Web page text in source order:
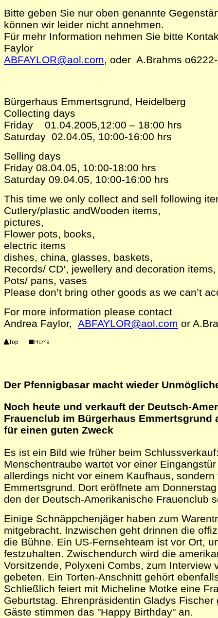
Bitte geben Sie nur oben genannte
können wir leider nicht annehmen.
Für mehr Information nehmen Sie bitte
Faylor
ABFAYLOR@aol.com, oder A.Brahms
Bürgerhaus Emmertsgrund, Heidelberg
Collecting days
Friday 01.04.2005,12:00 – 18:00 hrs
Saturday 02.04.05, 10:00-16:00 hrs
Selling days
Friday 08.04.05, 10:00-18:00 hrs
Saturday 09.04.05, 10:00-16:00 hrs
This time we only collect and sell following
Cutlery/plastic andWooden items,
pictures,
Flower pots, books,
electric items
dishes, china, glasses, baskets,
Records/ CD’, jewellery and decoration
Pots/ pans, vases
Please don’t bring other goods as we can’t
For more information please contact
Andrea Faylor, ABFAYLOR@aol.com or
Der Pfennigbasar macht wieder
Noch heute und verkauft der Deutsch-
Frauenclub im Bürgerhaus Emmertsgrund
für einen guten Zweck
Es ist ein Bild wie früher beim
Menschentraube wartet vor einer
allerdings nicht vor einem Kaufhaus,
Emmertsgrund. Dort eröffnete am
den der Deutsch-Amerikanische Frauenclub
Einige Schnäppchenjäger haben zum
mitgebracht. Inzwischen geht drinnen die
die Bühne. Ein US-Fernsehteam ist vor Ort,
festzuhalten. Zwischendurch wird die
Vorsitzende, Polyxeni Combs, zum Interview
gebeten. Ein Torten-Anschnitt gehört
Schließlich feiert mit Micheline Motke eine
Geburtstag. Ehrenpräsidentin Gladys Fischer
Gäste stimmen das "Happy Birthday" an.